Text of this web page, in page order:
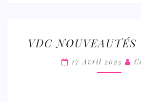
VDC NOUVEAUTÉS
17 Avril 2025